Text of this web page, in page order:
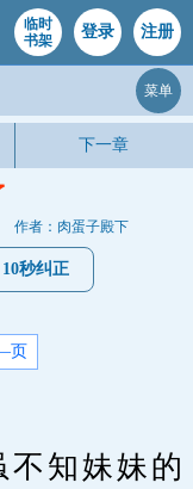
临时
书架
登录 注册
菜单
下一章
作者：肉蛋子殿下
10秒纠正
页
妹的